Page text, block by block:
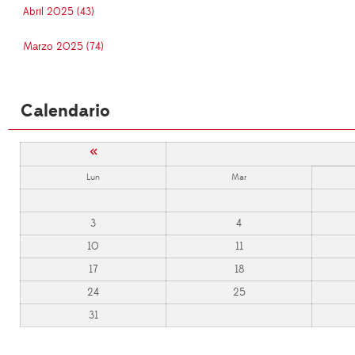
Abril 2025 (43)
Marzo 2025 (74)
Calendario
«
Lun Mar
3
4
10
11
17
18
24
25
31